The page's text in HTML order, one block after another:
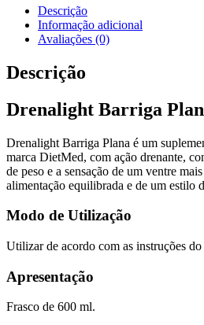
Dietmed
Descrição
Informação adicional
Avaliações (0)
Descrição
Drenalight Barriga
Drenalight Barriga Plana é um
marca DietMed, com ação drenante,
de peso e a sensação de um ventre
alimentação equilibrada e de um estilo
Modo de Utilização
Utilizar de acordo com as instruções
Apresentação
Frasco de 600 ml.